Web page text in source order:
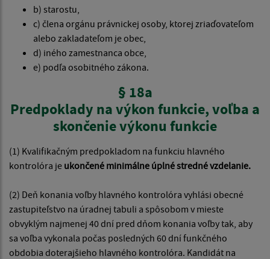
b) starostu,
c) člena orgánu právnickej osoby, ktorej zriaďovateľom
alebo zakladateľom je obec,
d) iného zamestnanca obce,
e) podľa osobitného zákona.
§ 18a
Predpoklady na výkon funkcie, voľba a
skončenie výkonu funkcie
(1) Kvalifikačným predpokladom na funkciu hlavného
kontrolóra je ukončené minimálne úplné stredné vzdelanie.
(2) Deň konania voľby hlavného kontrolóra vyhlási obecné
zastupiteľstvo na úradnej tabuli a spôsobom v mieste
obvyklým najmenej 40 dní pred dňom konania voľby tak, aby
sa voľba vykonala počas posledných 60 dní funkčného
obdobia doterajšieho hlavného kontrolóra. Kandidát na